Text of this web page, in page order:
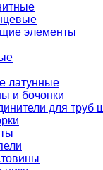
элементы
латунные
и бочонки
для труб